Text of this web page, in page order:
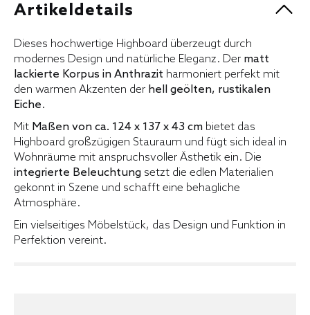
Artikeldetails
Dieses hochwertige Highboard überzeugt durch
modernes Design und natürliche Eleganz. Der matt
lackierte Korpus in Anthrazit harmoniert perfekt mit
den warmen Akzenten der hell geölten, rustikalen
Eiche.
Mit Maßen von ca. 124 x 137 x 43 cm bietet das
Highboard großzügigen Stauraum und fügt sich ideal in
Wohnräume mit anspruchsvoller Ästhetik ein. Die
integrierte Beleuchtung setzt die edlen Materialien
gekonnt in Szene und schafft eine behagliche
Atmosphäre.
Ein vielseitiges Möbelstück, das Design und Funktion in
Perfektion vereint.